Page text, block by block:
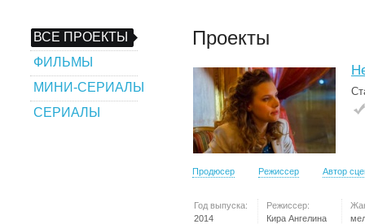
ВСЕ ПРОЕКТЫ
ФИЛЬМЫ
МИНИ-СЕРИАЛЫ
СЕРИАЛЫ
Проекты
Продюсер Режиссер Автор
Год выпуска:
2014
Режиссер:
Кира Ангелина